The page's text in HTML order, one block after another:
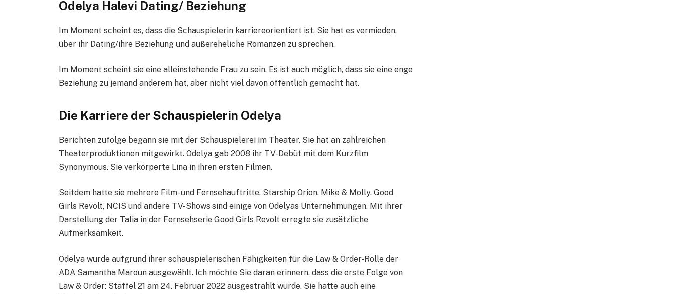
Odelya Halevi Dating/ Beziehung
Im Moment scheint es, dass die Schauspielerin karriereorientiert ist. Sie hat es vermieden,
über ihr Dating/ihre Beziehung und außereheliche Romanzen zu sprechen.
Im Moment scheint sie eine alleinstehende Frau zu sein. Es ist auch möglich, dass sie eine enge
Beziehung zu jemand anderem hat, aber nicht viel davon öffentlich gemacht hat.
Die Karriere der Schauspielerin Odelya
Berichten zufolge begann sie mit der Schauspielerei im Theater. Sie hat an zahlreichen
Theaterproduktionen mitgewirkt. Odelya gab 2008 ihr TV-Debüt mit dem Kurzfilm
Synonymous. Sie verkörperte Lina in ihren ersten Filmen.
Seitdem hatte sie mehrere Film- und Fernsehauftritte. Starship Orion, Mike & Molly, Good
Girls Revolt, NCIS und andere TV-Shows sind einige von Odelyas Unternehmungen. Mit ihrer
Darstellung der Talia in der Fernsehserie Good Girls Revolt erregte sie zusätzliche
Aufmerksamkeit.
Odelya wurde aufgrund ihrer schauspielerischen Fähigkeiten für die Law & Order-Rolle der
ADA Samantha Maroun ausgewählt. Ich möchte Sie daran erinnern, dass die erste Folge von
Law & Order: Staffel 21 am 24. Februar 2022 ausgestrahlt wurde. Sie hatte auch eine